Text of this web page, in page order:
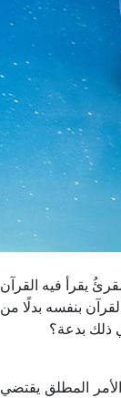
يقرأ فيه القرآن
بنفسه بدلًا من
ذلك بدعة؟
المطلق يقتضي